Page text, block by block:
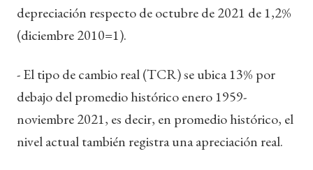
depreciación respecto de octubre de 2021 de 1,2%
(diciembre 2010=1).
- El tipo de cambio real (TCR) se ubica 13% por
debajo del promedio histórico enero 1959-
noviembre 2021, es decir, en promedio histórico, el
nivel actual también registra una apreciación real.